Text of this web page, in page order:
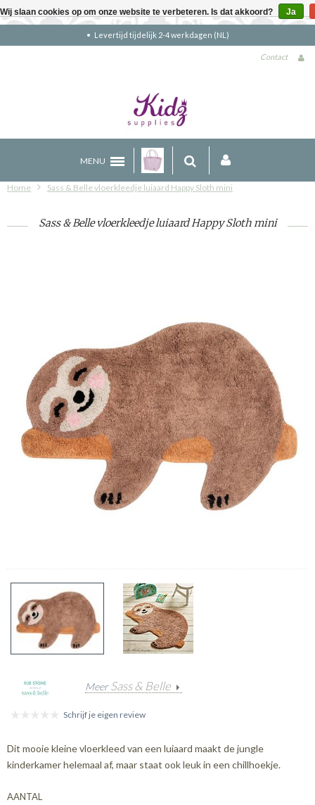
Gratis verzending boven €90 (NL)
Contact
MENU
Home Sass & Belle vloerkleedje luiaard Happy Sloth mini
Sass & Belle vloerkleedje luiaard Happy Sloth mini
MeerSass & Belle
Schrijf je eigen review
Dit mooie kleine vloerkleed van een luiaard maakt de jungle
kinderkamer helemaal af, maar staat ook leuk in een chillhoekje.
AANTAL
Wij slaan cookies op om onze website te verbeteren. Is dat akkoord? Ja